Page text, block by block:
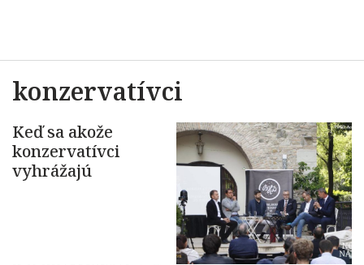
konzervatívci
Keď sa akože
konzervatívci
vyhrážajú